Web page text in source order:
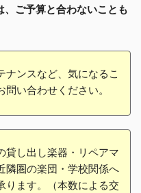
ご予算と合わないことも
ンスなど、気になるこ
い合わせください。
貸し出し楽器・リペアマ
隣圏の楽団・学校関係へ
ります。（本数による交